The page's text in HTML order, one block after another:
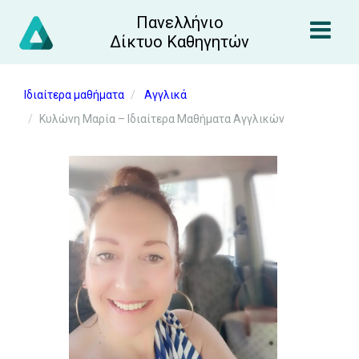
Πανελλήνιο
Δίκτυο Καθηγητών
Ιδιαίτερα μαθήματα
Αγγλικά
Κυλώνη Μαρία – Ιδιαίτερα Μαθήματα Αγγλικών